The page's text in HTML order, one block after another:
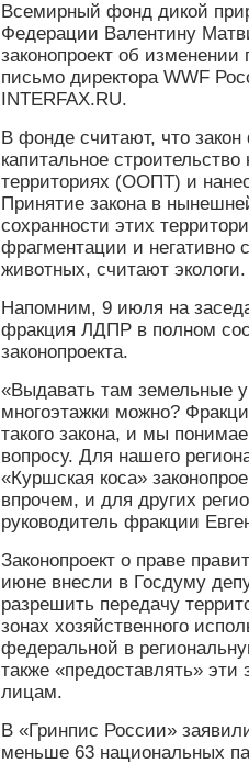
Всемирный фонд дикой
Федерации Валентину
законопроект об изменении
письмо директора WWF
INTERFAX.RU.
В фонде считают, что
капитальное
территориях (ООПТ) и
Принятие закона в
сохранности этих
фрагментации и негативно
животных, считают экологи.
Напомним, 9 июля на
фракция ЛДПР в полном
законопроекта.
«Выдавать там земельные
многоэтажки можно?
такого закона, и мы
вопросу. Для нашего
«Куршская коса»
впрочем, и для других
руководитель фракции
Законопроект о праве
июне внесли в Госдуму
разрешить передачу
зонах хозяйственного
федеральной в
также «предоставлять»
лицам.
В «Гринпис России»
меньше 63 национальных